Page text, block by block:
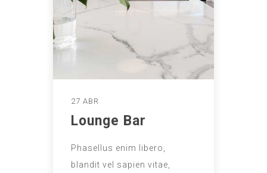
27 ABR
Lounge Bar
Phasellus enim libero,
blandit vel sapien vitae,